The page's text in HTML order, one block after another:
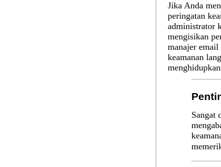
Jika Anda
peringatan
administrator
mengisikan
manajer
keamanan
Sangat